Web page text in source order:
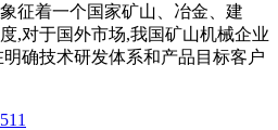
征着一个国家矿山、冶金、建
,对于国外市场,我国矿山机械企业
确技术研发体系和产品目标客户